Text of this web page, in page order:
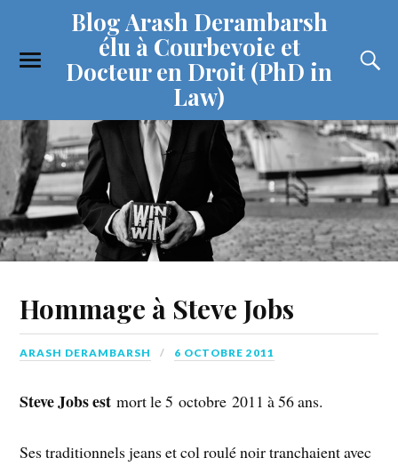
Blog Arash Derambarsh
élu à Courbevoie et
Docteur en Droit (PhD in
Law)
Hommage à Steve Jobs
ARASH DERAMBARSH 6 OCTOBRE 2011
Steve Jobs est mort le 5 octobre 2011 à 56 ans.
Ses traditionnels jeans et col roulé noir tranchaient avec